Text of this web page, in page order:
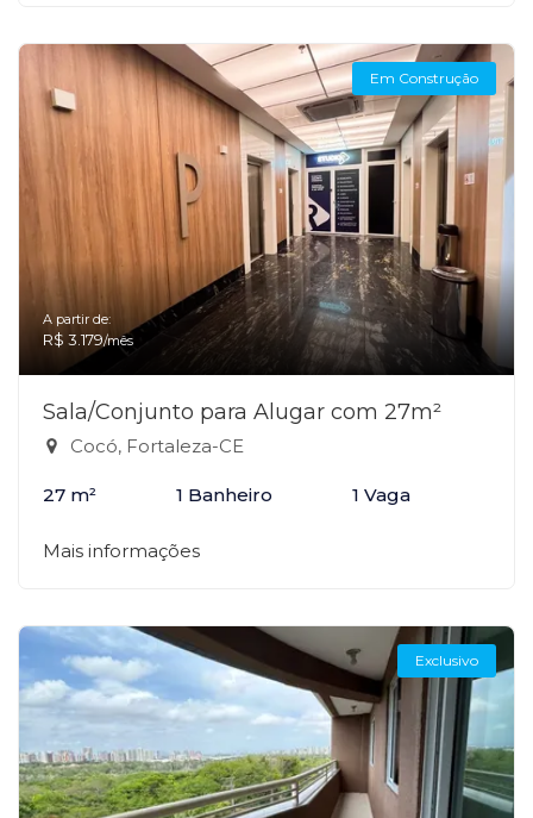
Em Construção
A partir de:
R$ 3.179/mês
Sala/Conjunto para Alugar com 27m²
Cocó, Fortaleza-CE
27 m² 1 Banheiro 1 Vaga
Mais informações
Exclusivo